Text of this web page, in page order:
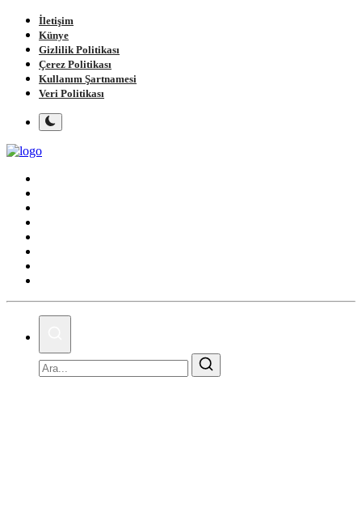
İletişim
Künye
Gizlilik Politikası
Çerez Politikası
Kullanım Şartnamesi
Veri Politikası